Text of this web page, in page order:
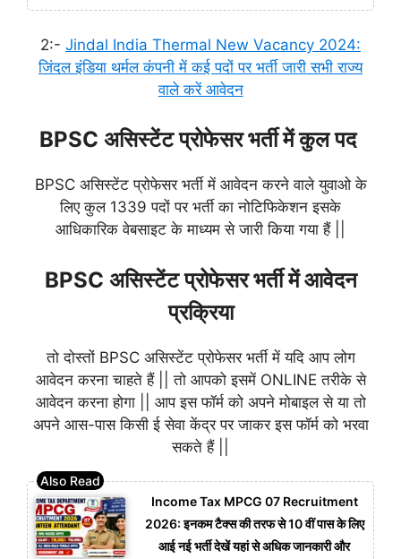
2:- Jindal India Thermal New Vacancy 2024:
जिंदल इंडिया थर्मल कंपनी में कई पदों पर भर्ती जारी सभी राज्य
वाले करें आवेदन
BPSC असिस्टेंट प्रोफेसर भर्ती में कुल पद
BPSC असिस्टेंट प्रोफेसर भर्ती में आवेदन करने वाले युवाओ के
लिए कुल 1339 पदों पर भर्ती का नोटिफिकेशन इसके
आधिकारिक वेबसाइट के माध्यम से जारी किया गया हैं ||
BPSC असिस्टेंट प्रोफेसर भर्ती में आवेदन
प्रक्रिया
तो दोस्तों BPSC असिस्टेंट प्रोफेसर भर्ती में यदि आप लोग
आवेदन करना चाहते हैं || तो आपको इसमें ONLINE तरीके से
आवेदन करना होगा || आप इस फॉर्म को अपने मोबाइल से या तो
अपने आस-पास किसी ई सेवा केंद्र पर जाकर इस फॉर्म को भरवा
सकते हैं ||
Income Tax MPCG 07 Recruitment
2026: इनकम टैक्स की तरफ से 10 वीं पास के लिए
आई नई भर्ती देखें यहां से अधिक जानकारी और